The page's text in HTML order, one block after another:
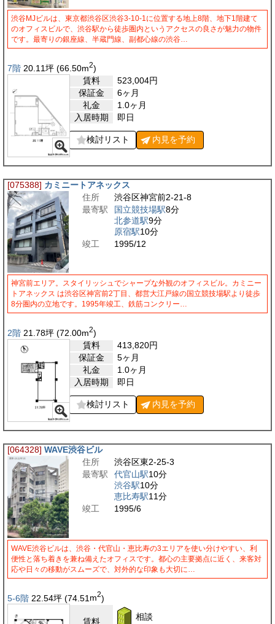
渋谷MJビルは、東京都渋谷区渋谷3-10-1に位置する地上8階、地下1階建て
のオフィスビルで、渋谷駅から徒歩圏内というアクセスの良さが魅力の物件
です。最寄りの銀座線、半蔵門線、副都心線の渋谷…
7階 20.11坪 (66.50m2)
賃料
523,004円
保証金
6ヶ月
礼金
1.0ヶ月
入居時期
即日
検討リスト 内見を予約
[075388] カミニートアネックス
住所
渋谷区神宮前2-21-8
最寄駅
国立競技場駅8分
北参道駅9分
原宿駅10分
竣工
1995/12
神宮前エリア。スタイリッシュでシャープな外観のオフィスビル。カミニー
トアネックス は渋谷区神宮前2丁目、都営大江戸線の国立競技場駅より徒歩
8分圏内の立地です。1995年竣工、鉄筋コンクリー…
2階 21.78坪 (72.00m2)
賃料
413,820円
保証金
5ヶ月
礼金
1.0ヶ月
入居時期
即日
検討リスト 内見を予約
[064328] WAVE渋谷ビル
住所
渋谷区東2-25-3
最寄駅
代官山駅10分
渋谷駅10分
恵比寿駅11分
竣工
1995/6
WAVE渋谷ビルは、渋谷・代官山・恵比寿の3エリアを使い分けやすい、利
便性と落ち着きを兼ね備えたオフィスです。都心の主要拠点に近く、来客対
応や日々の移動がスムーズで、対外的な印象も大切に…
5-6階 22.54坪 (74.51 m2)
賃料 相談